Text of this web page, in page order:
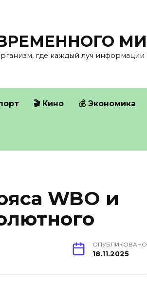
где каждый луч информации
🎬 Кино 💰 Экономика
WBO и
ОПУБЛИКОВАНО
18.11.2025